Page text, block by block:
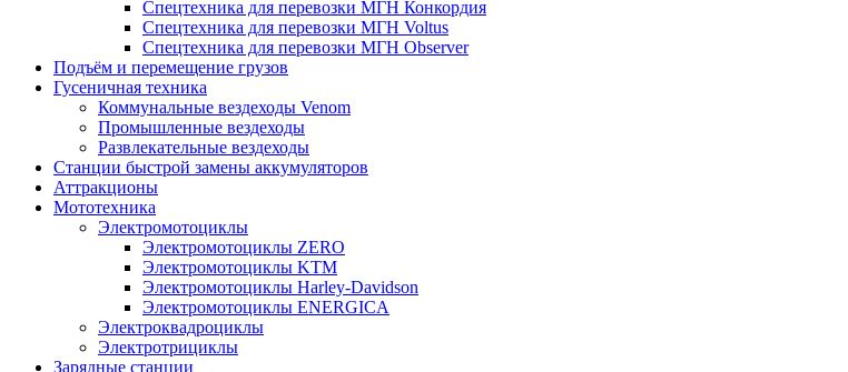
Спецтехника для перевозки МГН Конкордия
Спецтехника для перевозки МГН Voltus
Спецтехника для перевозки МГН Observer
Подъём и перемещение грузов
Гусеничная техника
Коммунальные вездеходы Venom
Промышленные вездеходы
Развлекательные вездеходы
Станции быстрой замены аккумуляторов
Аттракционы
Мототехника
Электромотоциклы
Электромотоциклы ZERO
Электромотоциклы KTM
Электромотоциклы Harley-Davidson
Электромотоциклы ENERGICA
Электроквадроциклы
Электротрициклы
Зарядные станции